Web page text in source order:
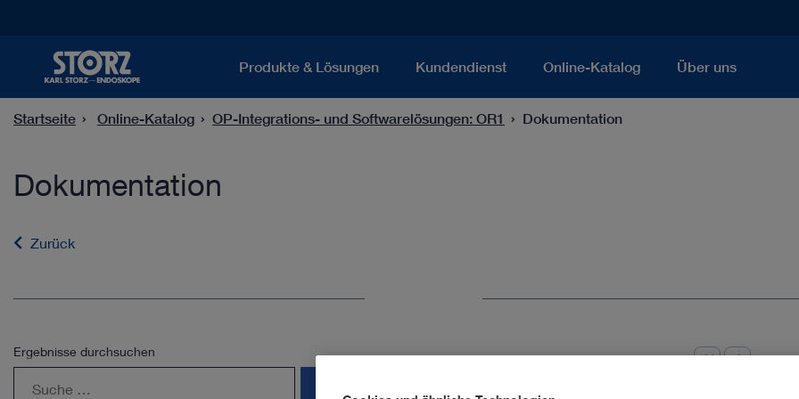
Produkte & Lösungen Kundendienst Online-Katalog Über uns
Startseite Online-Katalog OP-Integrations- und Softwarelösungen: OR1 Dokumentation
Dokumentation
Zurück
4 Produkte
Ergebnisse durchsuchen